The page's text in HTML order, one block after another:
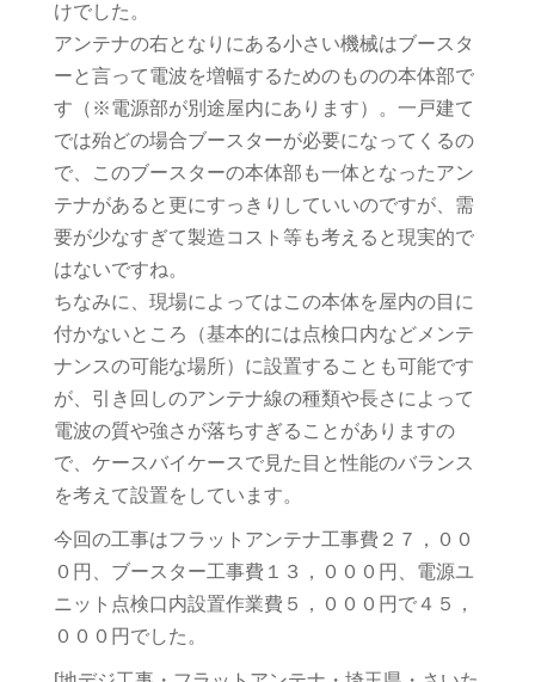
けでした。
アンテナの右となりにある小さい機械はブースタ
ーと言って電波を増幅するためのものの本体部で
す（※電源部が別途屋内にあります）。一戸建て
では殆どの場合ブースターが必要になってくるの
で、このブースターの本体部も一体となったアン
テナがあると更にすっきりしていいのですが、需
要が少なすぎて製造コスト等も考えると現実的で
はないですね。
ちなみに、現場によってはこの本体を屋内の目に
付かないところ（基本的には点検口内などメンテ
ナンスの可能な場所）に設置することも可能です
が、引き回しのアンテナ線の種類や長さによって
電波の質や強さが落ちすぎることがありますの
で、ケースバイケースで見た目と性能のバランス
を考えて設置をしています。
今回の工事はフラットアンテナ工事費２７，００
０円、ブースター工事費１３，０００円、電源ユ
ニット点検口内設置作業費５，０００円で４５，
０００円でした。